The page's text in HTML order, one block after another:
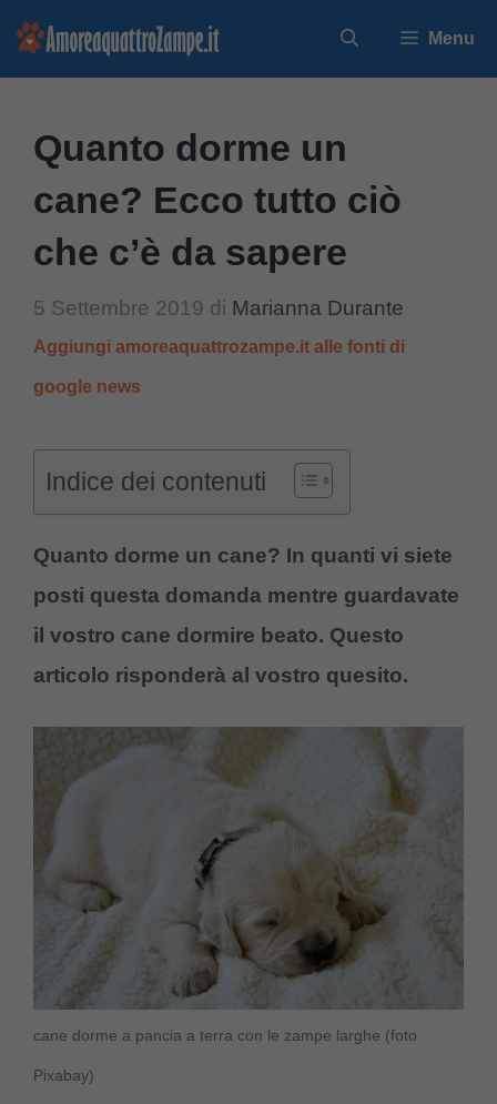
Vai
Menu
Quanto dorme un
cane? Ecco tutto ciò
che c’è da sapere
5 Settembre 2019 di Marianna Durante
Aggiungi amoreaquattrozampe.it alle fonti di
google news
Indice dei contenuti
Quanto dorme un cane? In quanti vi siete
posti questa domanda mentre guardavate
il vostro cane dormire beato. Questo
articolo risponderà al vostro quesito.
cane dorme a pancia a terra con le zampe larghe (foto
Pixabay)